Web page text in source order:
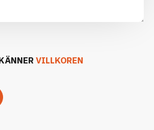
VILLKOREN